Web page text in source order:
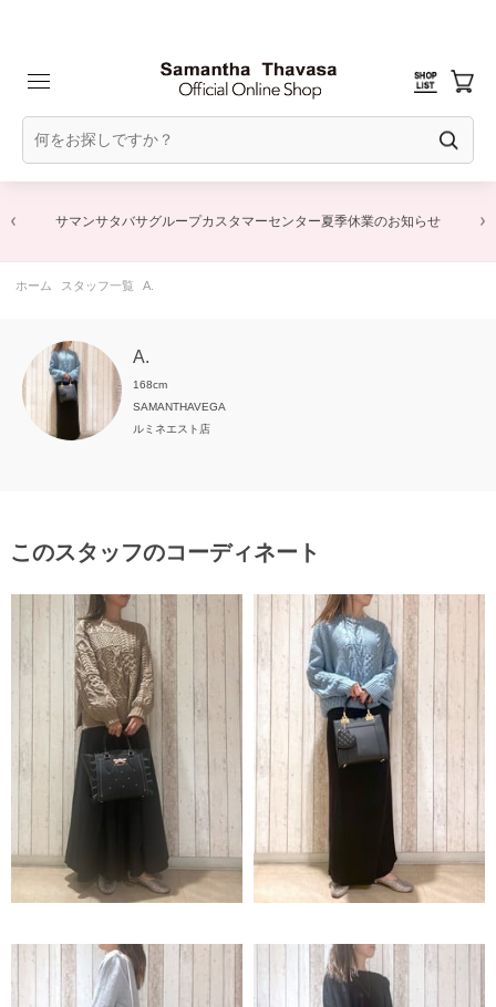
サマンサタバサグループカスタマーセンター夏季休業のお知らせ
ホーム スタッフ一覧 A.
168cm
SAMANTHAVEGA
ルミネエスト店
A.
このスタッフのコーディネート